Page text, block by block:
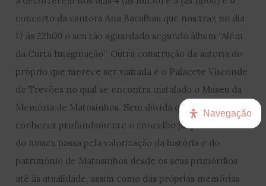
concerto da cantora Ana Bacalhau que nos traz no dia
17 às 22h00 o seu tão aguardado segundo álbum “Além
da Curta Imaginação”. Outra construção da autoria do
próprio que merece ser visitada é o Palacete Visconde
de Trevões no qual se encontra instalado o Museu da
Memória de Matosinhos. Sem dúvida que aqui vai
conhecer profundamente o concelho já que a missão
do museu passa pela valorização da história e do
património de Matosinhos desde os seus primórdios
até às atualidade, assim como das próprias memórias
Navegação